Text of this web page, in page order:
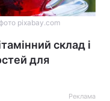
pixabay.com
склад і
для
Реклама